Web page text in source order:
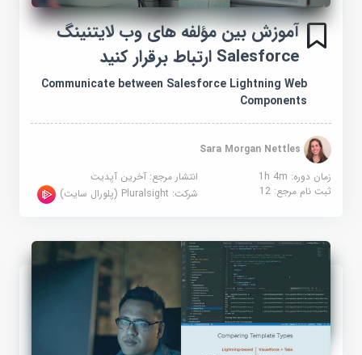
آموزش بین مؤلفه های وب لایتنینگ
Salesforce ارتباط برقرار کنید
Communicate between Salesforce Lightning Web
Components
Sara Morgan Nettles
زمان دوره: 1h 4m
انتشار مرجع:آخرین آپدیت
ثبت نام مرجع:12 شرکت:Pluralsight (پلورال سایت)